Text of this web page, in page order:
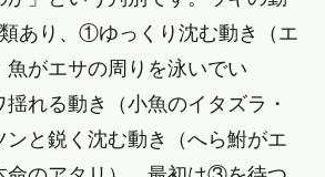
あり、①ゆっくり沈む動き（エ
魚がエサの周りを泳いでい
れる動き（小魚のイタズラ・
と鋭く沈む動き（へら鮒がエ